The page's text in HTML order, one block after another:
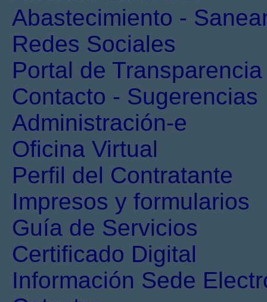
Abastecimiento -
Redes Sociales
Portal de Transparencia
Contacto - Sugerencias
Administración-e
Oficina Virtual
Perfil del Contratante
Impresos y formularios
Guía de Servicios
Certificado Digital
Información Sede